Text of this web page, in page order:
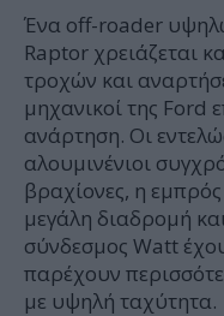
Ένα off-roader
Raptor χρειάζεται
τροχών και
μηχανικοί της Ford
ανάρτηση. Οι
αλουμινένιοι
βραχίονες, η
μεγάλη διαδρομή
σύνδεσμος Watt
παρέχουν
με υψηλή ταχύτητα.